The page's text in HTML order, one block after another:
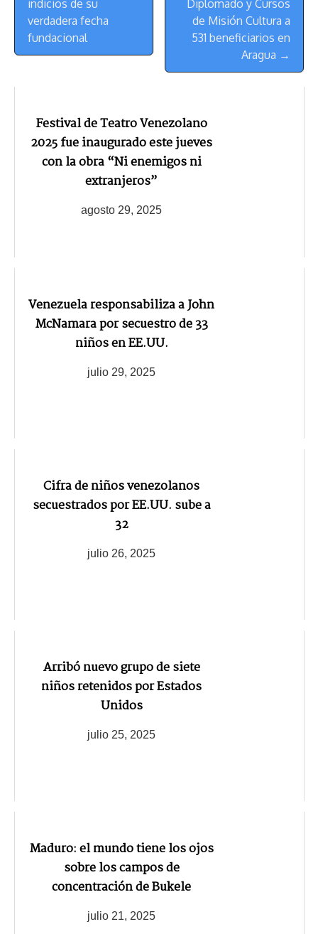
indicios de su
verdadera fecha
fundacional
Diplomado y Cursos
de Misión Cultura a
531 beneficiarios en
Aragua →
Festival de Teatro Venezolano
2025 fue inaugurado este jueves
con la obra “Ni enemigos ni
extranjeros”
agosto 29, 2025
Venezuela responsabiliza a John
McNamara por secuestro de 33
niños en EE.UU.
julio 29, 2025
Cifra de niños venezolanos
secuestrados por EE.UU. sube a
32
julio 26, 2025
Arribó nuevo grupo de siete
niños retenidos por Estados
Unidos
julio 25, 2025
Maduro: el mundo tiene los ojos
sobre los campos de
concentración de Bukele
julio 21, 2025